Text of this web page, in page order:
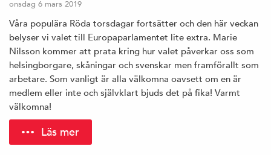
onsdag 6 mars 2019
Våra populära Röda torsdagar fortsätter och den här veckan
belyser vi valet till Europaparlamentet lite extra. Marie
Nilsson kommer att prata kring hur valet påverkar oss som
helsingborgare, skåningar och svenskar men framförallt som
arbetare. Som vanligt är alla välkomna oavsett om en är
medlem eller inte och självklart bjuds det på fika! Varmt
välkomna!
Läs mer